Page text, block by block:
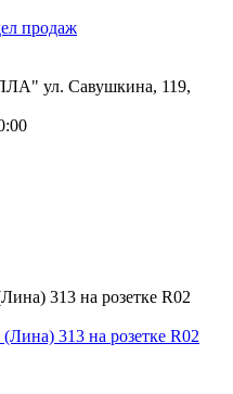
продаж
ул. Савушкина, 119,
313 на розетке R02